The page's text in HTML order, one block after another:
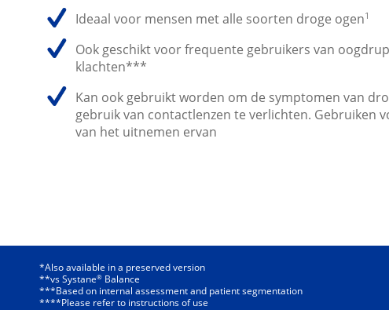
Ideaal voor mensen met alle soorten droge ogen1
Ook geschikt voor frequente gebruikers van
klachten***
Kan ook gebruikt worden om de symptomen van
gebruik van contactlenzen te verlichten. Gebruiken
van het uitnemen ervan
*Also available in a preserved version
**vs Systane® Balance
***Based on internal assessment and patient segmentation
****Please refer to instructions of use